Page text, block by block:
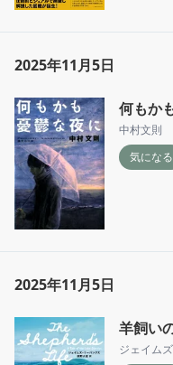
2025年11月5日
何もか
中村文則
気になる
2025年11月5日
羊飼い
ジェイム